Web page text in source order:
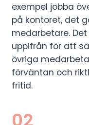
exempel jobba
på kontoret, det
medarbetare.
uppifrån för att
övriga
förväntan och
fritid.